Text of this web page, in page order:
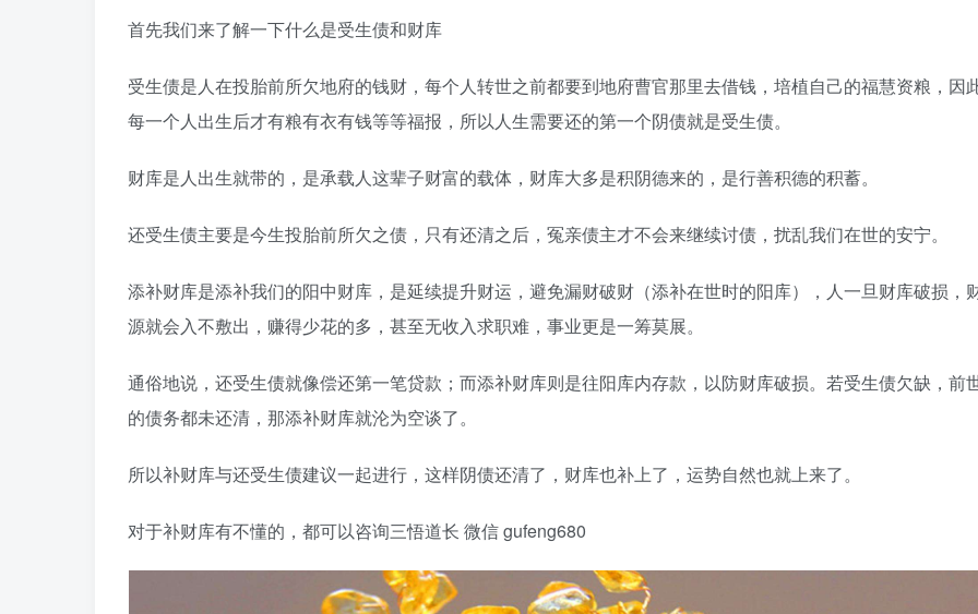
首先我们来了解一下什么是受生债和财库
受生债是人在投胎前所欠地府的钱财，每个人转世之前都要到地府曹官那里去借钱，培植自己的福慧资粮，因
每一个人出生后才有粮有衣有钱等等福报，所以人生需要还的第一个阴债就是受生债。
财库是人出生就带的，是承载人这辈子财富的载体，财库大多是积阴德来的，是行善积德的积蓄。
还受生债主要是今生投胎前所欠之债，只有还清之后，冤亲债主才不会来继续讨债，扰乱我们在世的安宁。
添补财库是添补我们的阳中财库，是延续提升财运，避免漏财破财（添补在世时的阳库），人一旦财库破损，
源就会入不敷出，赚得少花的多，甚至无收入求职难，事业更是一筹莫展。
通俗地说，还受生债就像偿还第一笔贷款；而添补财库则是往阳库内存款，以防财库破损。若受生债欠缺，前
的债务都未还清，那添补财库就沦为空谈了。
所以补财库与还受生债建议一起进行，这样阴债还清了，财库也补上了，运势自然也就上来了。
对于补财库有不懂的，都可以咨询三悟道长 微信 gufeng680